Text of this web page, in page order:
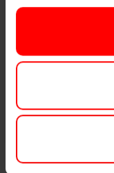
KÖP